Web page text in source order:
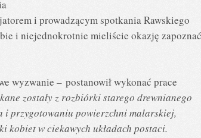
i prowadzącym spotkania Rawskiego
i niejednokrotnie mieliście okazję zapoznać
wyzwanie – postanowił wykonać prace
zostały z rozbiórki starego drewnianego
i przygotowaniu powierzchni malarskiej,
kobiet w ciekawych układach postaci.